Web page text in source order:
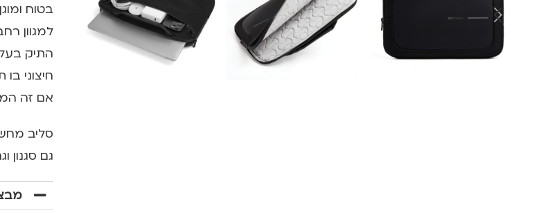
בטוח
למגוון
התיק
חיצוני
אם זה
גם סגנון